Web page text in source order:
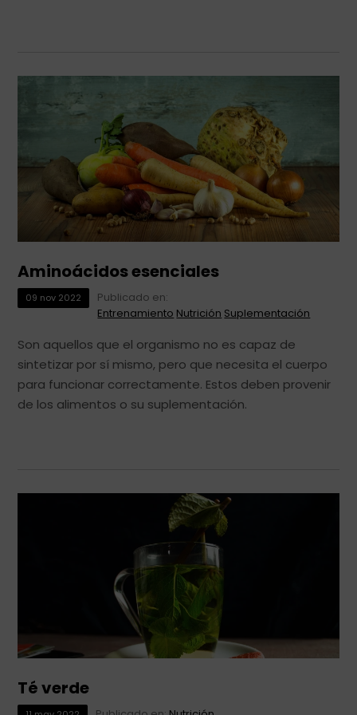
Aminoácidos esenciales
09 nov 2022
Publicado en:
Entrenamiento Nutrición Suplementación
Son aquellos que el organismo no es capaz de
sintetizar por sí mismo, pero que necesita el cuerpo
para funcionar correctamente. Estos deben provenir
de los alimentos o su suplementación.
Té verde